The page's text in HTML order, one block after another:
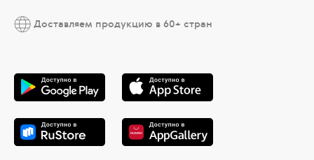
Доставляем продукцию в 60+ стран